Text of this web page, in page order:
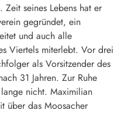
seines Lebens hat er
gegründet, ein
und auch alle
Viertels miterlebt. Vor drei
als Vorsitzender des
31 Jahren. Zur Ruhe
nicht. Maximilian
über das Moosacher